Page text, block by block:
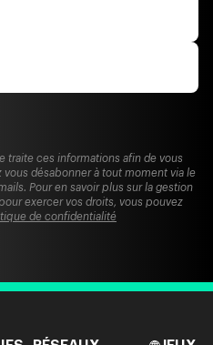
traite ces informations afin de vous
désabonner à tout moment via le
Pour en savoir plus sur la gestion
exercer vos droits, vous pouvez
de confidentialité